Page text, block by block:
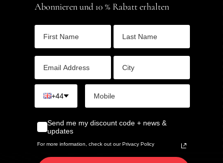
Abonnieren und 10 % Rabatt erhalten
+44
Send me my discount code + news &
updates
For more information, check out our Privacy Policy